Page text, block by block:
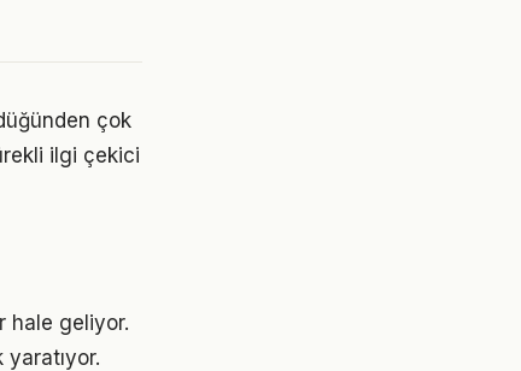
çok
ilgi çekici
hale geliyor.